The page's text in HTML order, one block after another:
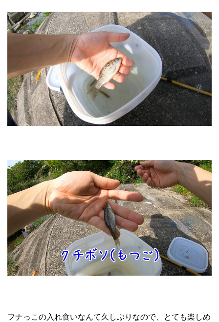
フナっこの入れ食いなんて久しぶりなので、とても楽しめ